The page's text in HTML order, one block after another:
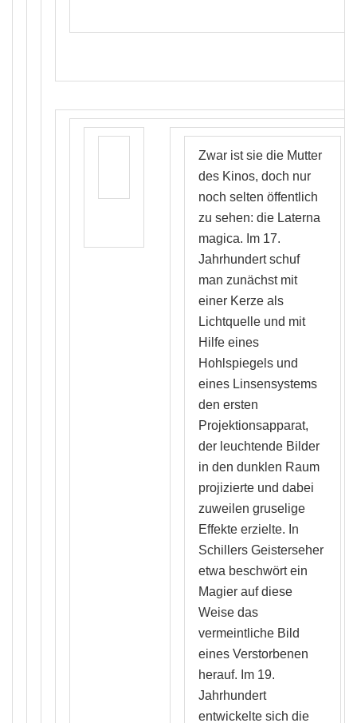
Zwar ist sie die Mutter
des Kinos, doch nur
noch selten öffentlich
zu sehen: die Laterna
magica. Im 17.
Jahrhundert schuf
man zunächst mit
einer Kerze als
Lichtquelle und mit
Hilfe eines
Hohlspiegels und
eines Linsensystems
den ersten
Projektionsapparat,
der leuchtende Bilder
in den dunklen Raum
projizierte und dabei
zuweilen gruselige
Effekte erzielte. In
Schillers Geisterseher
etwa beschwört ein
Magier auf diese
Weise das
vermeintliche Bild
eines Verstorbenen
herauf. Im 19.
Jahrhundert
entwickelte sich die